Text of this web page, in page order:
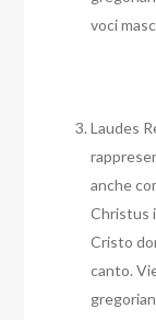
voci
Laudes
anche
Christus
Cristo
canto.